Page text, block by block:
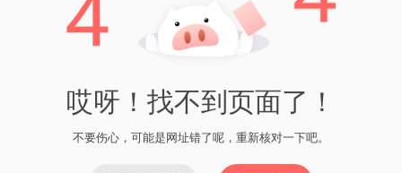
哎呀！找不到页面了！
不要伤心，可能是网址错了呢，重新核对一下吧。